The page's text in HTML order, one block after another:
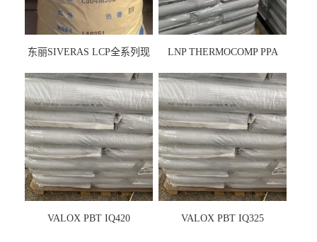
东丽SIVERAS LCP全系列现
LNP THERMOCOMP PPA
VALOX PBT IQ420 VALOX PBT IQ325